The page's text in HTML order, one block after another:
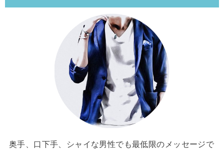
奥手、口下手、シャイな男性でも最低限のメッセージで